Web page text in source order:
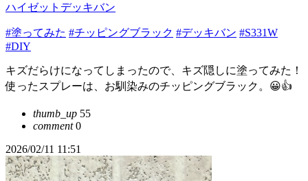
ハイゼットデッキバン
#塗ってみた #チッピングブラック #デッキバン #S331W
#DIY
キズだらけになってしまったので、キズ隠しに塗ってみた！
使ったスプレーは、お馴染みのチッピングブラック。😀👍
thumb_up 55
comment0
2026/02/11 11:51